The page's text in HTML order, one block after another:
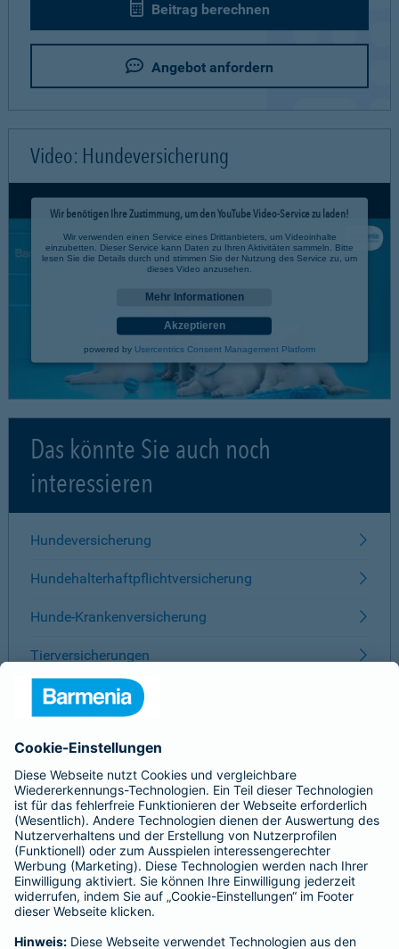
Beitrag berechnen
Angebot anfordern
Video: Hundeversicherung
Wir benötigen Ihre Zustimmung, um den YouTube Video-Service zu laden!
Wir verwenden einen Service eines Drittanbieters, um Videoinhalte
einzubetten. Dieser Service kann Daten zu Ihren Aktivitäten sammeln. Bitte
lesen Sie die Details durch und stimmen Sie der Nutzung des Service zu, um
dieses Video anzusehen.
Mehr Informationen
Akzeptieren
powered by Usercentrics Consent Management Platform
Das könnte Sie auch noch
interessieren
Hundeversicherung
Hundehalterhaftpflichtversicherung
Hunde-Krankenversicherung
Tierversicherungen
ÜBER BARMENIA
Kontakt
Karriere
Presse
Unternehmen
Anfahrt
Affiliate-Partner werden
Barmenia ist Teil der BarmeniaGothaer